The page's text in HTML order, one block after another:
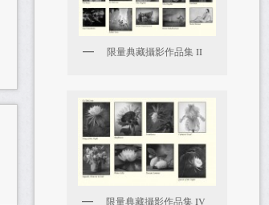
限量典藏攝影作品集 II
限量典藏攝影作品集 IV